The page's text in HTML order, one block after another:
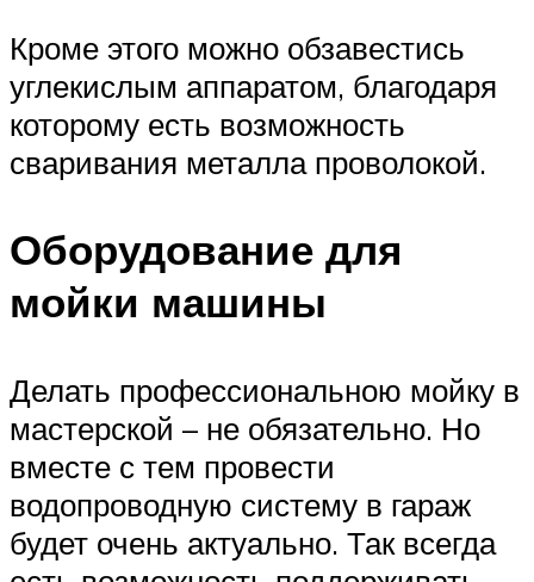
Кроме этого можно обзавестись
углекислым аппаратом, благодаря
которому есть возможность
сваривания металла проволокой.
Оборудование для
мойки машины
Делать профессиональною мойку в
мастерской – не обязательно. Но
вместе с тем провести
водопроводную систему в гараж
будет очень актуально. Так всегда